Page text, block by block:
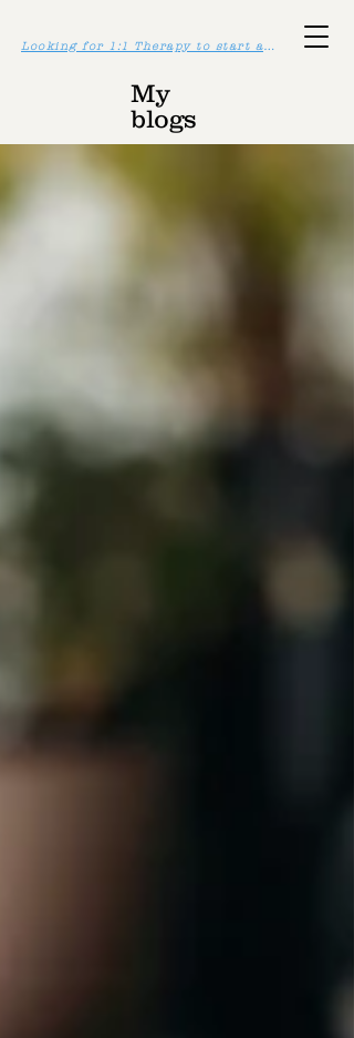
Looking for 1:1 Therapy to start asap? Click here >>
My
blogs